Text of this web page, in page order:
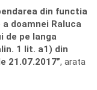
din functia
doamnei Raluca
de pe langa
1 lit. a1) din
21.07.2017”, arata